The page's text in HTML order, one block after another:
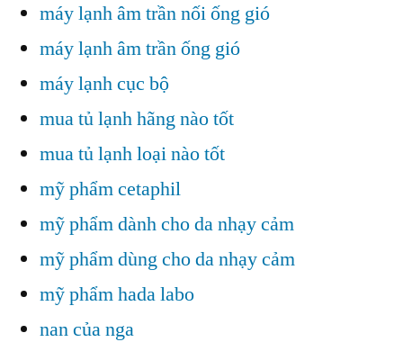
máy lạnh âm trần nối ống gió
máy lạnh âm trần ống gió
máy lạnh cục bộ
mua tủ lạnh hãng nào tốt
mua tủ lạnh loại nào tốt
mỹ phẩm cetaphil
mỹ phẩm dành cho da nhạy cảm
mỹ phẩm dùng cho da nhạy cảm
mỹ phẩm hada labo
nan của nga